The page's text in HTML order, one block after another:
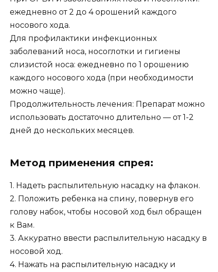
ежедневно от 2 до 4 орошений каждого
носового хода.
Для профилактики инфекционных
заболеваний носа, носоглотки и гигиены
слизистой носа: ежедневно по 1 орошению
каждого носового хода (при необходимости
можно чаще).
Продолжительность лечения: Препарат можно
использовать достаточно длительно — от 1-2
дней до нескольких месяцев.
Метод применения спрея:
1. Надеть распылительную насадку на флакон.
2. Положить ребенка на спину, повернув его
голову набок, чтобы носовой ход был обращен
к Вам.
3. Аккуратно ввести распылительную насадку в
носовой ход.
4. Нажать на распылительную насадку и